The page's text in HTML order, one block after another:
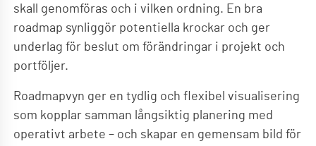
skall genomföras och i vilken ordning. En bra
roadmap synliggör potentiella krockar och ger
underlag för beslut om förändringar i projekt och
portföljer.
Roadmapvyn ger en tydlig och flexibel visualisering
som kopplar samman långsiktig planering med
operativt arbete – och skapar en gemensam bild för